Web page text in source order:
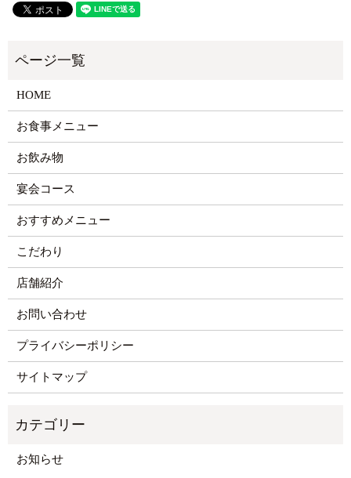
HOME
お食事メニュー
お飲み物
宴会コース
おすすめメニュー
こだわり
店舗紹介
お問い合わせ
プライバシーポリシー
サイトマップ
お知らせ